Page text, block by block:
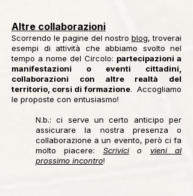
Altre collaborazioni
Scorrendo le pagine del nostro blog, troverai
esempi di attività che abbiamo svolto nel
tempo a nome del Circolo: partecipazioni a
manifestazioni o eventi cittadini,
collaborazioni con altre realtà del
territorio, corsi di formazione. Accogliamo
le proposte con entusiasmo!
N.b.: ci serve un certo anticipo per
assicurare la nostra presenza o
collaborazione a un evento, però ci fa
molto piacere: Scrivicio vieni al
prossimo incontro!